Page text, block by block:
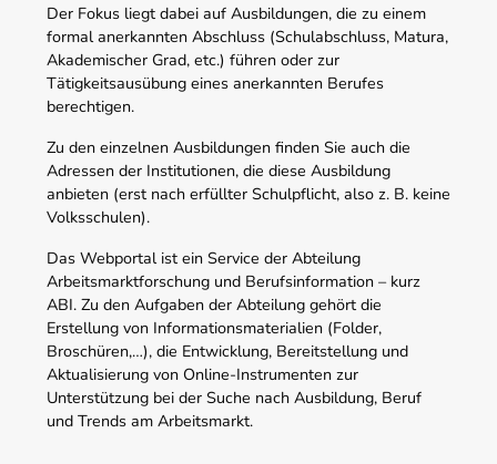
Der Fokus liegt dabei auf Ausbildungen, die zu einem
formal anerkannten Abschluss (Schulabschluss, Matura,
Akademischer Grad, etc.) führen oder zur
Tätigkeitsausübung eines anerkannten Berufes
berechtigen.
Zu den einzelnen Ausbildungen finden Sie auch die
Adressen der Institutionen, die diese Ausbildung
anbieten (erst nach erfüllter Schulpflicht, also z. B. keine
Volksschulen).
Das Webportal ist ein Service der Abteilung
Arbeitsmarktforschung und Berufsinformation – kurz
ABI. Zu den Aufgaben der Abteilung gehört die
Erstellung von Informationsmaterialien (Folder,
Broschüren,…), die Entwicklung, Bereitstellung und
Aktualisierung von Online-Instrumenten zur
Unterstützung bei der Suche nach Ausbildung, Beruf
und Trends am Arbeitsmarkt.